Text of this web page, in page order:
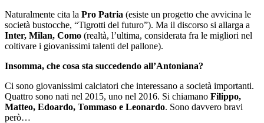
Naturalmente cita la Pro Patria (esiste un progetto che avvicina le
società bustocche, “Tigrotti del futuro”). Ma il discorso si allarga a
Inter, Milan, Como (realtà, l’ultima, considerata fra le migliori nel
coltivare i giovanissimi talenti del pallone).
Insomma, che cosa sta succedendo all’Antoniana?
Ci sono giovanissimi calciatori che interessano a società importanti.
Quattro sono nati nel 2015, uno nel 2016. Si chiamano Filippo,
Matteo, Edoardo, Tommaso e Leonardo. Sono davvero bravi
però…